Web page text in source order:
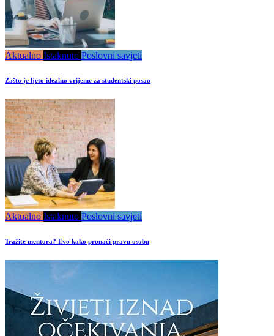
Aktualno Istaknuto Poslovni savjeti
Zašto je ljeto idealno vrijeme za studentski posao
Aktualno Istaknuto Poslovni savjeti
Tražite mentora? Evo kako pronaći pravu osobu